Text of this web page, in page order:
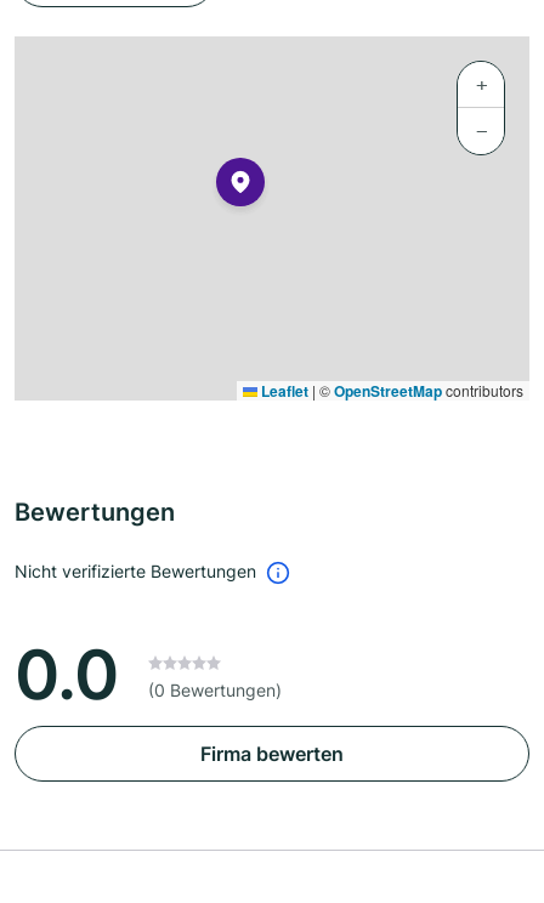
+
−
Leaflet | ©OpenStreetMapcontributors
Bewertungen
Nicht verifizierte Bewertungen
0.0 (0 Bewertungen)
Firma bewerten